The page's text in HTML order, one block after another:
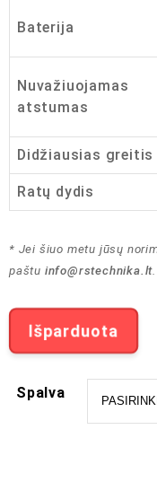
Baterija
Nuvažiuojamas
atstumas
Didžiausias greitis
Ratų dydis
* Jei šiuo metu jūsų
paštu info@rstechnika.lt
Išparduota
Spalva